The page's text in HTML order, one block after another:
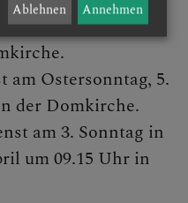
GRUPPEN
ist vor dem
am Ostersonntag, 5.
der Domkirche.
am 3. Sonntag in
um 09.15 Uhr in
Ablehnen Annehmen